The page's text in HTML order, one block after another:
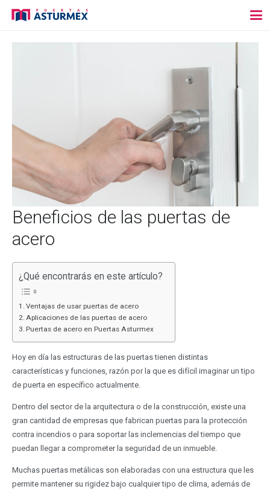
Beneficios de las puertas de
acero
¿Qué encontrarás en este artículo?
Ventajas de usar puertas de acero
Aplicaciones de las puertas de acero
Puertas de acero en Puertas Asturmex
Hoy en día las estructuras de las puertas tienen distintas
características y funciones, razón por la que es difícil imaginar un tipo
de puerta en específico actualmente.
Dentro del sector de la arquitectura o de la construcción, existe una
gran cantidad de empresas que fabrican puertas para la protección
contra incendios o para soportar las inclemencias del tiempo que
puedan llegar a comprometer la seguridad de un inmueble.
Muchas puertas metálicas son elaboradas con una estructura que les
permite mantener su rigidez bajo cualquier tipo de clima, además de